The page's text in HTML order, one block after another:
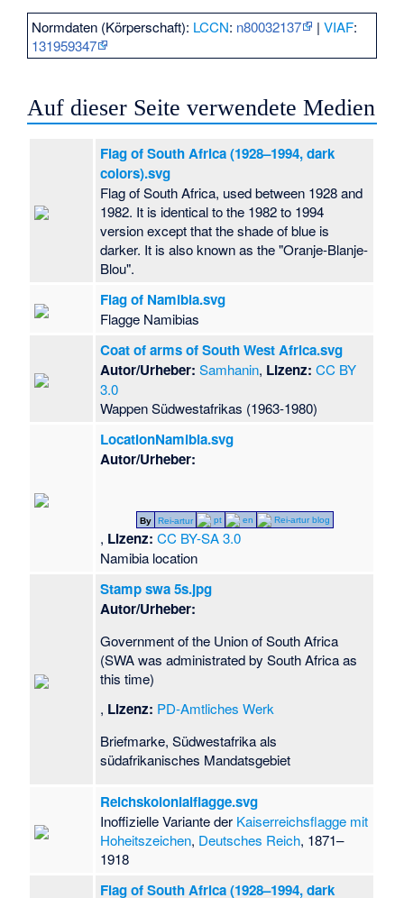
Normdaten (Körperschaft): LCCN: n80032137 |VIAF:
131959347
Auf dieser Seite verwendete Medien
Flag of South Africa (1928–1994, dark
colors).svg
Flag of South Africa, used between 1928 and
1982. It is identical to the 1982 to 1994
version except that the shade of blue is
darker. It is also known as the "Oranje-Blanje-
Blou".
Flag of Namibia.svg
Flagge Namibias
Coat of arms of South West Africa.svg
Autor/Urheber: Samhanin, Lizenz: CC BY
3.0
Wappen Südwestafrikas (1963-1980)
LocationNamibia.svg
Autor/Urheber:
By Rei-artur pt en Rei-artur blog
, Lizenz: CC BY-SA 3.0
Namibia location
Stamp swa 5s.jpg
Autor/Urheber:
Government of the Union of South Africa
(SWA was administrated by South Africa as
this time)
, Lizenz: PD-Amtliches Werk
Briefmarke, Südwestafrika als
südafrikanisches Mandatsgebiet
Reichskolonialflagge.svg
Inoffizielle Variante der Kaiserreichsflagge mit
Hoheitszeichen, Deutsches Reich, 1871–
1918
Flag of South Africa (1928–1994, dark